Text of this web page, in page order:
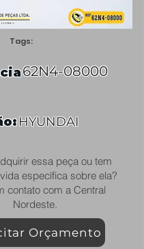
Tags:
62N4-08000
HYUNDAI
essa peça ou tem
específica sobre ela?
contato com a Central
Nordeste.
Orçamento